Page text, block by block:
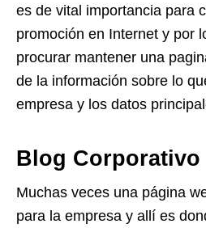
es de vital importancia para
promoción en Internet y por
procurar mantener una
de la información sobre lo
empresa y los datos
Blog Corporativo
Muchas veces una página
para la empresa y allí es